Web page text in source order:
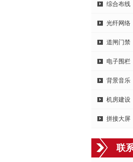
综合布线
光纤网络
道闸门禁
电子围栏
背景音乐
机房建设
拼接大屏
联